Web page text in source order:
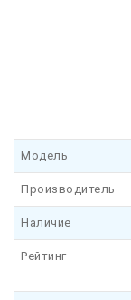
Модель
Производитель
Наличие
Рейтинг